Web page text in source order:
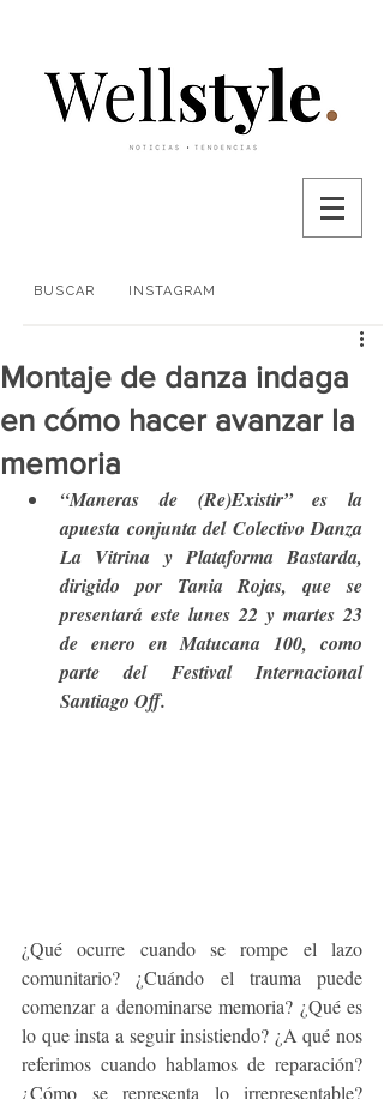
BUSCAR INSTAGRAM
Montaje de danza indaga
en cómo hacer avanzar la
memoria
“Maneras de (Re)Existir” es la
apuesta conjunta del Colectivo Danza
La Vitrina y Plataforma Bastarda,
dirigido por Tania Rojas, que se
presentará este lunes 22 y martes 23
de enero en Matucana 100, como
parte del Festival Internacional
Santiago Off.
¿Qué ocurre cuando se rompe el lazo
comunitario? ¿Cuándo el trauma puede
comenzar a denominarse memoria? ¿Qué es
lo que insta a seguir insistiendo? ¿A qué nos
referimos cuando hablamos de reparación?
¿Cómo se representa lo irrepresentable?